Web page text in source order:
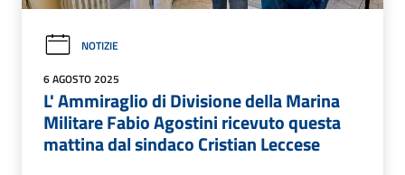
NOTIZIE
6 AGOSTO 2025
L' Ammiraglio di Divisione della Marina
Militare Fabio Agostini ricevuto questa
mattina dal sindaco Cristian Leccese